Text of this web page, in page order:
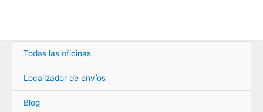
Todas las oficinas
Localizador de envíos
Blog